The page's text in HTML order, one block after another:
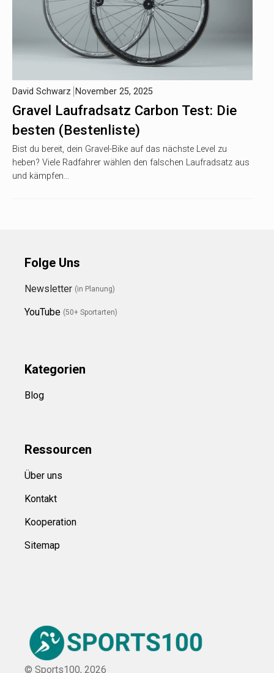
Gravel Laufradsatz Carbon Test: Die
besten (Bestenliste)
David Schwarz November 25, 2025
Bist du bereit, dein Gravel-Bike auf das nächste Level zu
heben? Viele Radfahrer wählen den falschen Laufradsatz aus
und kämpfen…
Folge Uns
Newsletter (in Planung)
YouTube (50+ Sportarten)
Kategorien
Blog
Ressourcen
Über uns
Kontakt
Kooperation
Sitemap
© Sports100, 2026